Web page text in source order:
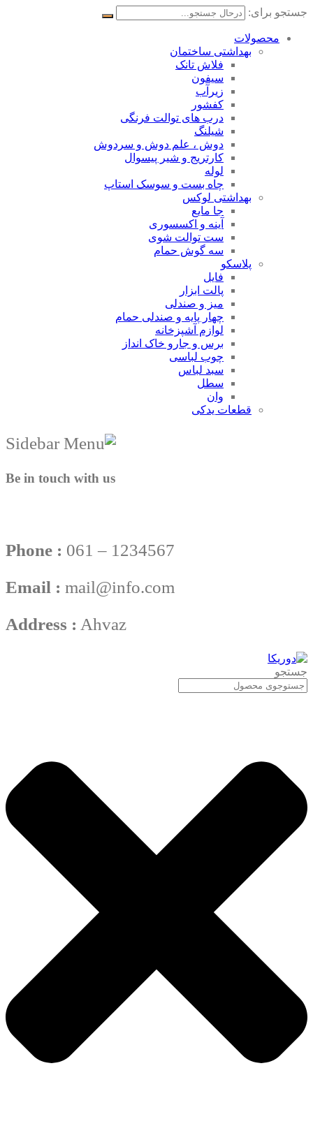
جستجو برای:
محصولات
بهداشتی ساختمان
فلاش تانک
سیفون
زیرآب
کفشور
درب های توالت فرنگی
شیلنگ
دوش ، علم دوش و سردوش
کارتریج و شیر پیسوال
لوله
چاه بست و سوسک استاپ
بهداشتی لوکس
جا مایع
آینه و اکسسوری
ست توالت شوی
سه گوش حمام
پلاسکو
فایل
پالت ابزار
میز و صندلی
چهار پایه و صندلی حمام
لوازم آشپزخانه
برس و جارو خاک انداز
چوب لباسی
سبد لباس
سطل
وان
قطعات یدکی
Be in touch with us
Phone : 061 – 1234567
Email : mail@info.com
Address : Ahvaz
جستجو